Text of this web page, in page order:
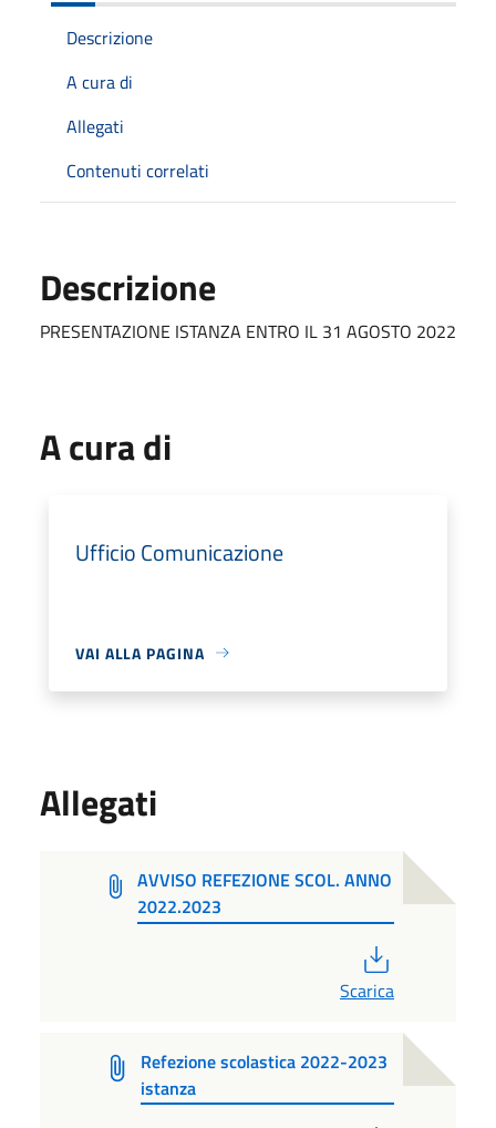
Descrizione
A cura di
Allegati
Contenuti correlati
Descrizione
PRESENTAZIONE ISTANZA ENTRO IL 31 AGOSTO 2022
A cura di
Ufficio Comunicazione
VAI ALLA PAGINA
Allegati
AVVISO REFEZIONE SCOL. ANNO
2022.2023
Scarica
Refezione scolastica 2022-2023
istanza